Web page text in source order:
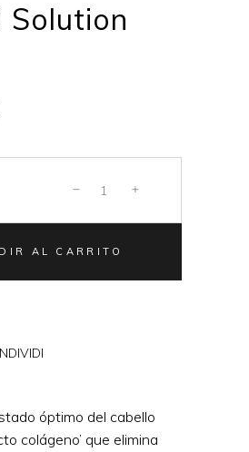
Solution
AL CARRITO
óptimo del cabello
colágeno’ que elimina